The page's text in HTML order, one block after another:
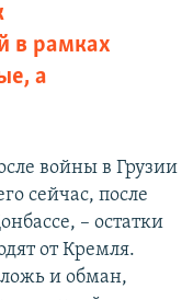
в рамках
а
войны в Грузии
сейчас, после
– остатки
от Кремля.
и обман,